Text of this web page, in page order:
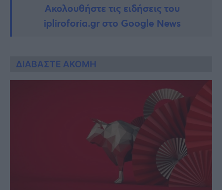
Ακολουθήστε τις ειδήσεις του
ipliroforia.gr στο Google News
ΔΙΑΒΑΣΤΕ ΑΚΟΜΗ